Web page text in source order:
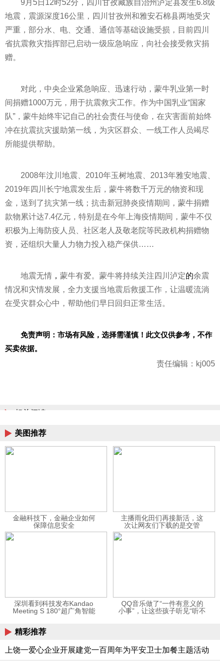
9月5日12时52分，四川甘孜藏族自治州泸定县发生6.8级
地震，震源深度16公里，四川甘孜州和雅安石棉县两地受灾
严重，部分水、电、交通、通信等基础设施受损，目前四川
省抗震救灾指挥部已启动一级应急响应，向社会接受救灾捐
赠。
对此， 中央企业紧急响应、迅速行动，蒙牛乳业第一时
间捐赠1000万元，用于抗震救灾工作。作为中国乳业“国家
队”，蒙牛始终牢记自己的社会责任与使命，在灾害面前始终
冲在抗震抗灾援助第一线，为灾区群众、一线工作人员竭尽
所能提供帮助。
2008年汶川地震、2010年玉树地震、2013年雅安地震、
2019年四川长宁地震发生后，蒙牛将数千万元的物资和现
金，送到了抗灾第一线；抗击新冠肺炎疫情期间，蒙牛捐赠
款物累计达7.4亿元，特别是在今年上海疫情期间，蒙牛不仅
积极为上海防疫人员、社区老人及敬老院等民政机构捐赠物
资，还组织大量人力物力投入稳产保供……
地震无情 ， 蒙牛有爱。蒙牛将持续关注四川泸定的余震
情况和灾情发展，全力支援当地震后救援工作，让温暖流淌
在受灾群众心中，帮助他们早日回归正常生活。
免责声明：市场有风险，选择需谨慎！此文仅供参考，不作
买卖依据。
责任编辑：kj005
相关阅读
美图推荐
金融科技下，金融企业如何
保障信息安全
主播雨化田们再接新活，这
次让网友们下载的是交管
12123APP
深圳看到科技发布Kandao
Meeting S 180°超广角智能
QQ音乐做了“一件有意义的
小事”，让这些孩子听见“听不
精彩推荐
上饶一爱心企业开展建党一百周年为平安卫士加餐主题活动